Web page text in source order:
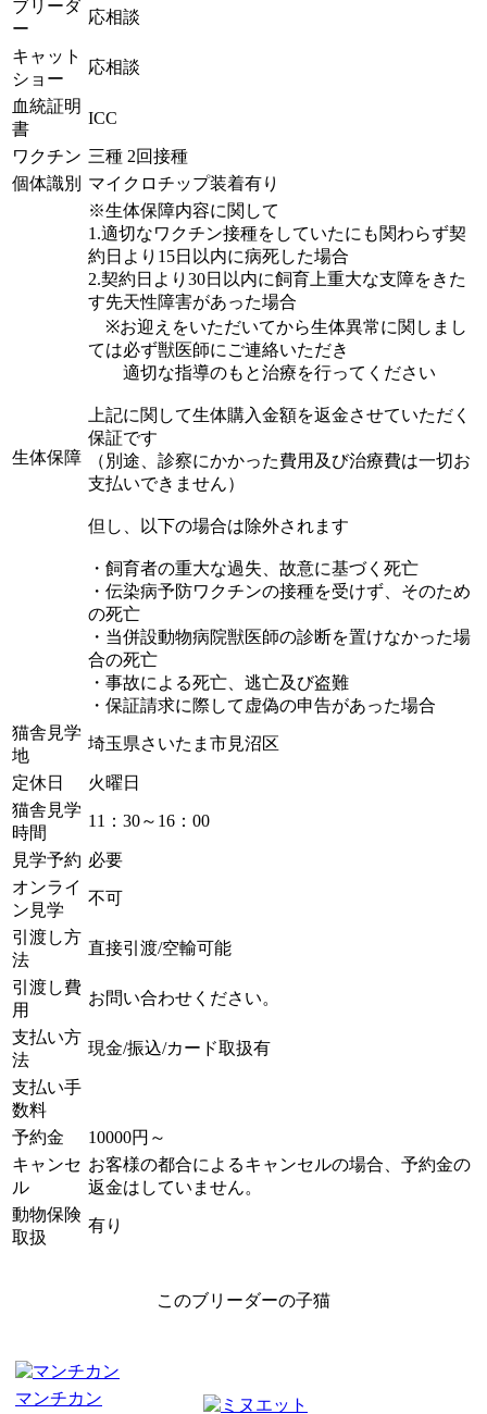
ブリーダ
ー
応相談
キャット
ショー
応相談
血統証明
書
ICC
ワクチン 三種 2回接種
個体識別
マイクロチップ装着有り
生体保障
※生体保障内容に関して
1.適切なワクチン接種をしていたにも関わらず契
約日より15日以内に病死した場合
2.契約日より30日以内に飼育上重大な支障をきた
す先天性障害があった場合
※お迎えをいただいてから生体異常に関しまし
ては必ず獣医師にご連絡いただき
適切な指導のもと治療を行ってください
上記に関して生体購入金額を返金させていただく
保証です
（別途、診察にかかった費用及び治療費は一切お
支払いできません）
但し、以下の場合は除外されます
・飼育者の重大な過失、故意に基づく死亡
・伝染病予防ワクチンの接種を受けず、そのため
の死亡
・当併設動物病院獣医師の診断を置けなかった場
合の死亡
・事故による死亡、逃亡及び盗難
・保証請求に際して虚偽の申告があった場合
猫舎見学
地
埼玉県さいたま市見沼区
定休日
火曜日
猫舎見学
時間
11：30～16：00
見学予約 必要
オンライ
ン見学
不可
引渡し方
法
直接引渡/空輸可能
引渡し費
用
お問い合わせください。
支払い方
法
現金/振込/カード取扱有
支払い手
数料
予約金
10000円～
キャンセ
ル
お客様の都合によるキャンセルの場合、予約金の
返金はしていません。
動物保険
取扱
有り
このブリーダーの子猫
マンチカン